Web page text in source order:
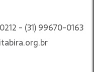
- (31) 99670-0163